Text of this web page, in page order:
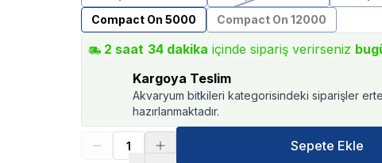
Compact On 5000
Compact On 12000
2 saat 34 dakika içinde sipariş verirseniz
Kargoya Teslim
Akvaryum bitkileri kategorisindeki siparişler
hazırlanmaktadır.
Sepete Ekle